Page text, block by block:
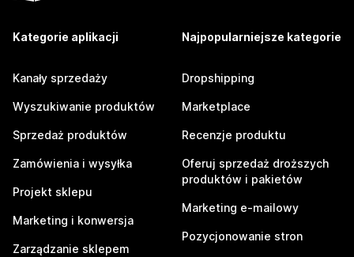
Kategorie aplikacji
Kanały sprzedaży
Wyszukiwanie produktów
Sprzedaż produktów
Zamówienia i wysyłka
Projekt sklepu
Marketing i konwersja
Zarządzanie sklepem
Najpopularniejsze kategorie
Dropshipping
Marketplace
Recenzje produktu
Oferuj sprzedaż droższych
produktów i pakietów
Marketing e-mailowy
Pozycjonowanie stron